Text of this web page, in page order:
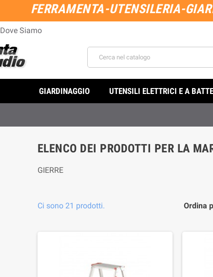
FERRAMENTA-UTENSILERIA-
Dove Siamo
GIARDINAGGIO UTENSILI ELETTRICI E A
ELENCO DEI PRODOTTI PER LA
GIERRE
Ci sono 21 prodotti. Ordina